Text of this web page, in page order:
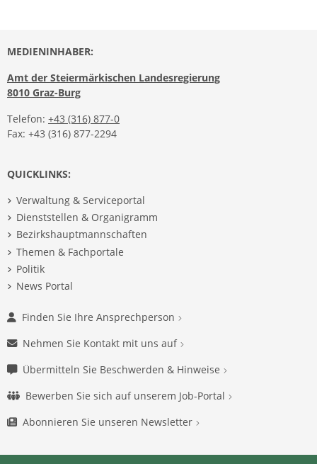
MEDIENINHABER:
Amt der Steiermärkischen Landesregierung
8010 Graz-Burg
Telefon: +43 (316) 877-0
Fax: +43 (316) 877-2294
QUICKLINKS:
Verwaltung & Serviceportal
Dienststellen & Organigramm
Bezirkshauptmannschaften
Themen & Fachportale
Politik
News Portal
Finden Sie Ihre Ansprechperson
Nehmen Sie Kontakt mit uns auf
Übermitteln Sie Beschwerden & Hinweise
Bewerben Sie sich auf unserem Job-Portal
Abonnieren Sie unseren Newsletter